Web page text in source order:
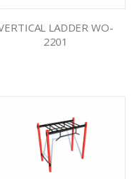
LADDER WO-
2201